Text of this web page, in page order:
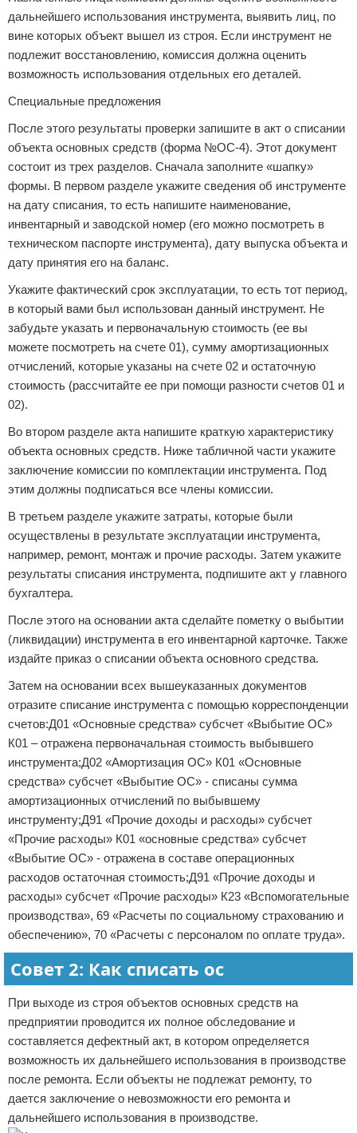
дальнейшего использования инструмента, выявить лиц, по
вине которых объект вышел из строя. Если инструмент не
подлежит восстановлению, комиссия должна оценить
возможность использования отдельных его деталей.
Специальные предложения
После этого результаты проверки запишите в акт о списании
объекта основных средств (форма №ОС-4). Этот документ
состоит из трех разделов. Сначала заполните «шапку»
формы. В первом разделе укажите сведения об инструменте
на дату списания, то есть напишите наименование,
инвентарный и заводской номер (его можно посмотреть в
техническом паспорте инструмента), дату выпуска объекта и
дату принятия его на баланс.
Укажите фактический срок эксплуатации, то есть тот период,
в который вами был использован данный инструмент. Не
забудьте указать и первоначальную стоимость (ее вы
можете посмотреть на счете 01), сумму амортизационных
отчислений, которые указаны на счете 02 и остаточную
стоимость (рассчитайте ее при помощи разности счетов 01 и
02).
Во втором разделе акта напишите краткую характеристику
объекта основных средств. Ниже табличной части укажите
заключение комиссии по комплектации инструмента. Под
этим должны подписаться все члены комиссии.
В третьем разделе укажите затраты, которые были
осуществлены в результате эксплуатации инструмента,
например, ремонт, монтаж и прочие расходы. Затем укажите
результаты списания инструмента, подпишите акт у главного
бухгалтера.
После этого на основании акта сделайте пометку о выбытии
(ликвидации) инструмента в его инвентарной карточке. Также
издайте приказ о списании объекта основного средства.
Затем на основании всех вышеуказанных документов
отразите списание инструмента с помощью корреспонденции
счетов:Д01 «Основные средства» субсчет «Выбытие ОС»
К01 – отражена первоначальная стоимость выбывшего
инструмента;Д02 «Амортизация ОС» К01 «Основные
средства» субсчет «Выбытие ОС» - списаны сумма
амортизационных отчислений по выбывшему
инструменту;Д91 «Прочие доходы и расходы» субсчет
«Прочие расходы» К01 «основные средства» субсчет
«Выбытие ОС» - отражена в составе операционных
расходов остаточная стоимость;Д91 «Прочие доходы и
расходы» субсчет «Прочие расходы» К23 «Вспомогательные
производства», 69 «Расчеты по социальному страхованию и
обеспечению», 70 «Расчеты с персоналом по оплате труда».
Совет 2: Как списать ос
При выходе из строя объектов основных средств на
предприятии проводится их полное обследование и
составляется дефектный акт, в котором определяется
возможность их дальнейшего использования в производстве
после ремонта. Если объекты не подлежат ремонту, то
дается заключение о невозможности его ремонта и
дальнейшего использования в производстве.